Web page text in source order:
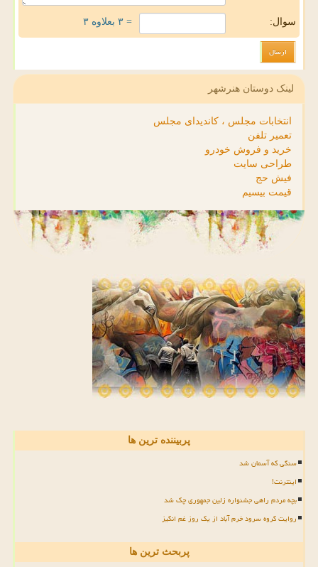
سوال: = ۳ بعلاوه ۳
لینک دوستان هنرشهر
انتخابات مجلس ، کاندیدای مجلس
تعمیر تلفن
خرید و فروش خودرو
طراحی سایت
فیش حج
قیمت بیسیم
پربیننده ترین ها
سنگی که آسمان شد
اینترنت!
بچه مردم راهی جشنواره زلین جمهوری چک شد
روایت گروه سرود خرم آباد از یک روز غم انگیز
پربحث ترین ها